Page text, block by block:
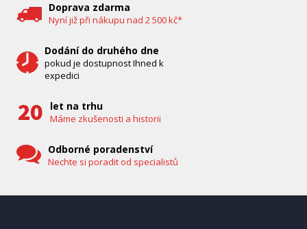
Doprava zdarma
Nyní již při nákupu nad 2 500 kč*
Dodání do druhého dne
pokud je dostupnost Ihned k
expedici
let na trhu
Máme zkušenosti a historii
Odborné poradenství
Nechte si poradit od specialistů